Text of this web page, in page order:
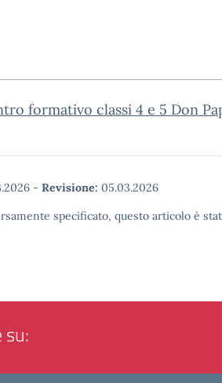
formativo classi 4 e 5 Don
- Revisione: 05.03.2026
specificato, questo articolo è